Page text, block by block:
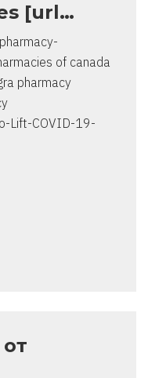
[url…
of canada
pharmacy
Lift-COVID-19-